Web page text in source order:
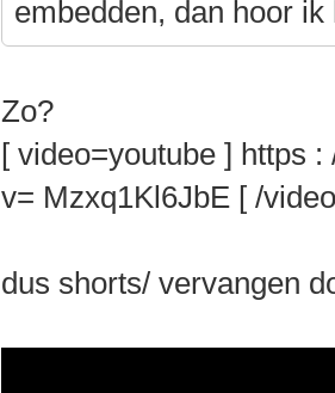
embedden, dan hoor ik
Zo?
[ video=youtube ] https
v= Mzxq1Kl6JbE [ /
dus shorts/ vervangen